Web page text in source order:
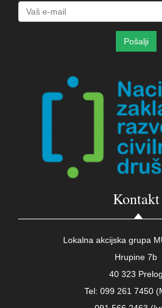
Kontakt
Lokalna akcijska grupa
Hrupine 7b
40 323 Prelog
Tel: 099 261 7450